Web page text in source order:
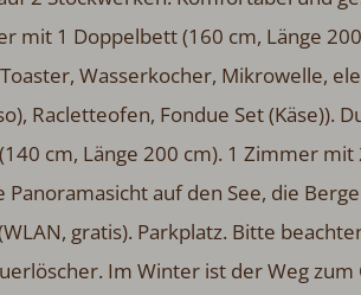
Doppelbett (160 cm, Länge 200 cm).
Mikrowelle, elektrische
Set (Käse)). Dusche/WC.
cm). 1 Zimmer mit 2 Betten (90
See, die Berge und die Landschaft.
beachten: Nichtraucher-Unterkunft.
für das Check-in frei. Während